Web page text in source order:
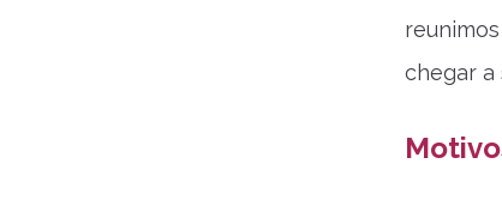
reunimos
chegar a